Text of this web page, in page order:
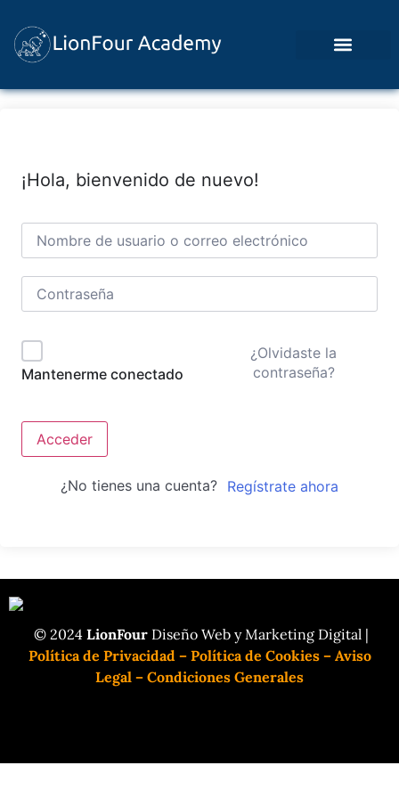
¡Hola, bienvenido de nuevo!
Mantenerme conectado
¿Olvidaste la
contraseña?
Acceder
¿No tienes una cuenta? Regístrate ahora
© 2024 LionFour Diseño Web y Marketing Digital |
Política de Privacidad– Política de Cookies– Aviso
Legal – Condiciones Generales